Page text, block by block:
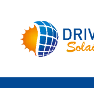
contenu